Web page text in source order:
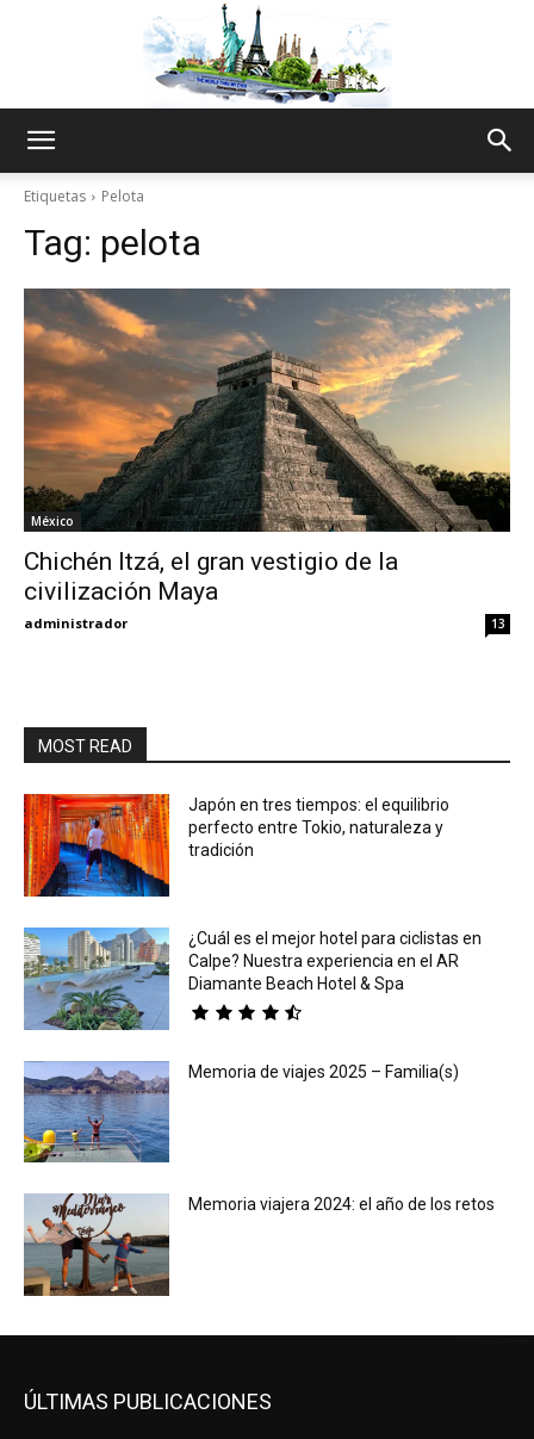
Thru
My
Etiquetas Pelota
Tag: pelota
México
Chichén Itzá, el gran vestigio de la
civilización Maya
administrador 13
MOST READ
Japón en tres tiempos: el equilibrio
perfecto entre Tokio, naturaleza y
tradición
¿Cuál es el mejor hotel para ciclistas en
Calpe? Nuestra experiencia en el AR
Diamante Beach Hotel & Spa
Memoria de viajes 2025 – Familia(s)
Memoria viajera 2024: el año de los retos
ÚLTIMAS PUBLICACIONES